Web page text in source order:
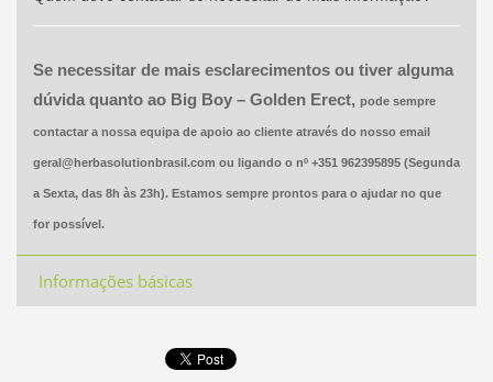
Se necessitar de mais esclarecimentos ou tiver alguma
dúvida quanto ao Big Boy – Golden Erect, pode sempre
contactar a nossa equipa de apoio ao cliente através do nosso email
geral@herbasolutionbrasil.com ou ligando o nº +351 962395895 (Segunda
a Sexta, das 8h às 23h). Estamos sempre prontos para o ajudar no que
for possível.
Informações básicas